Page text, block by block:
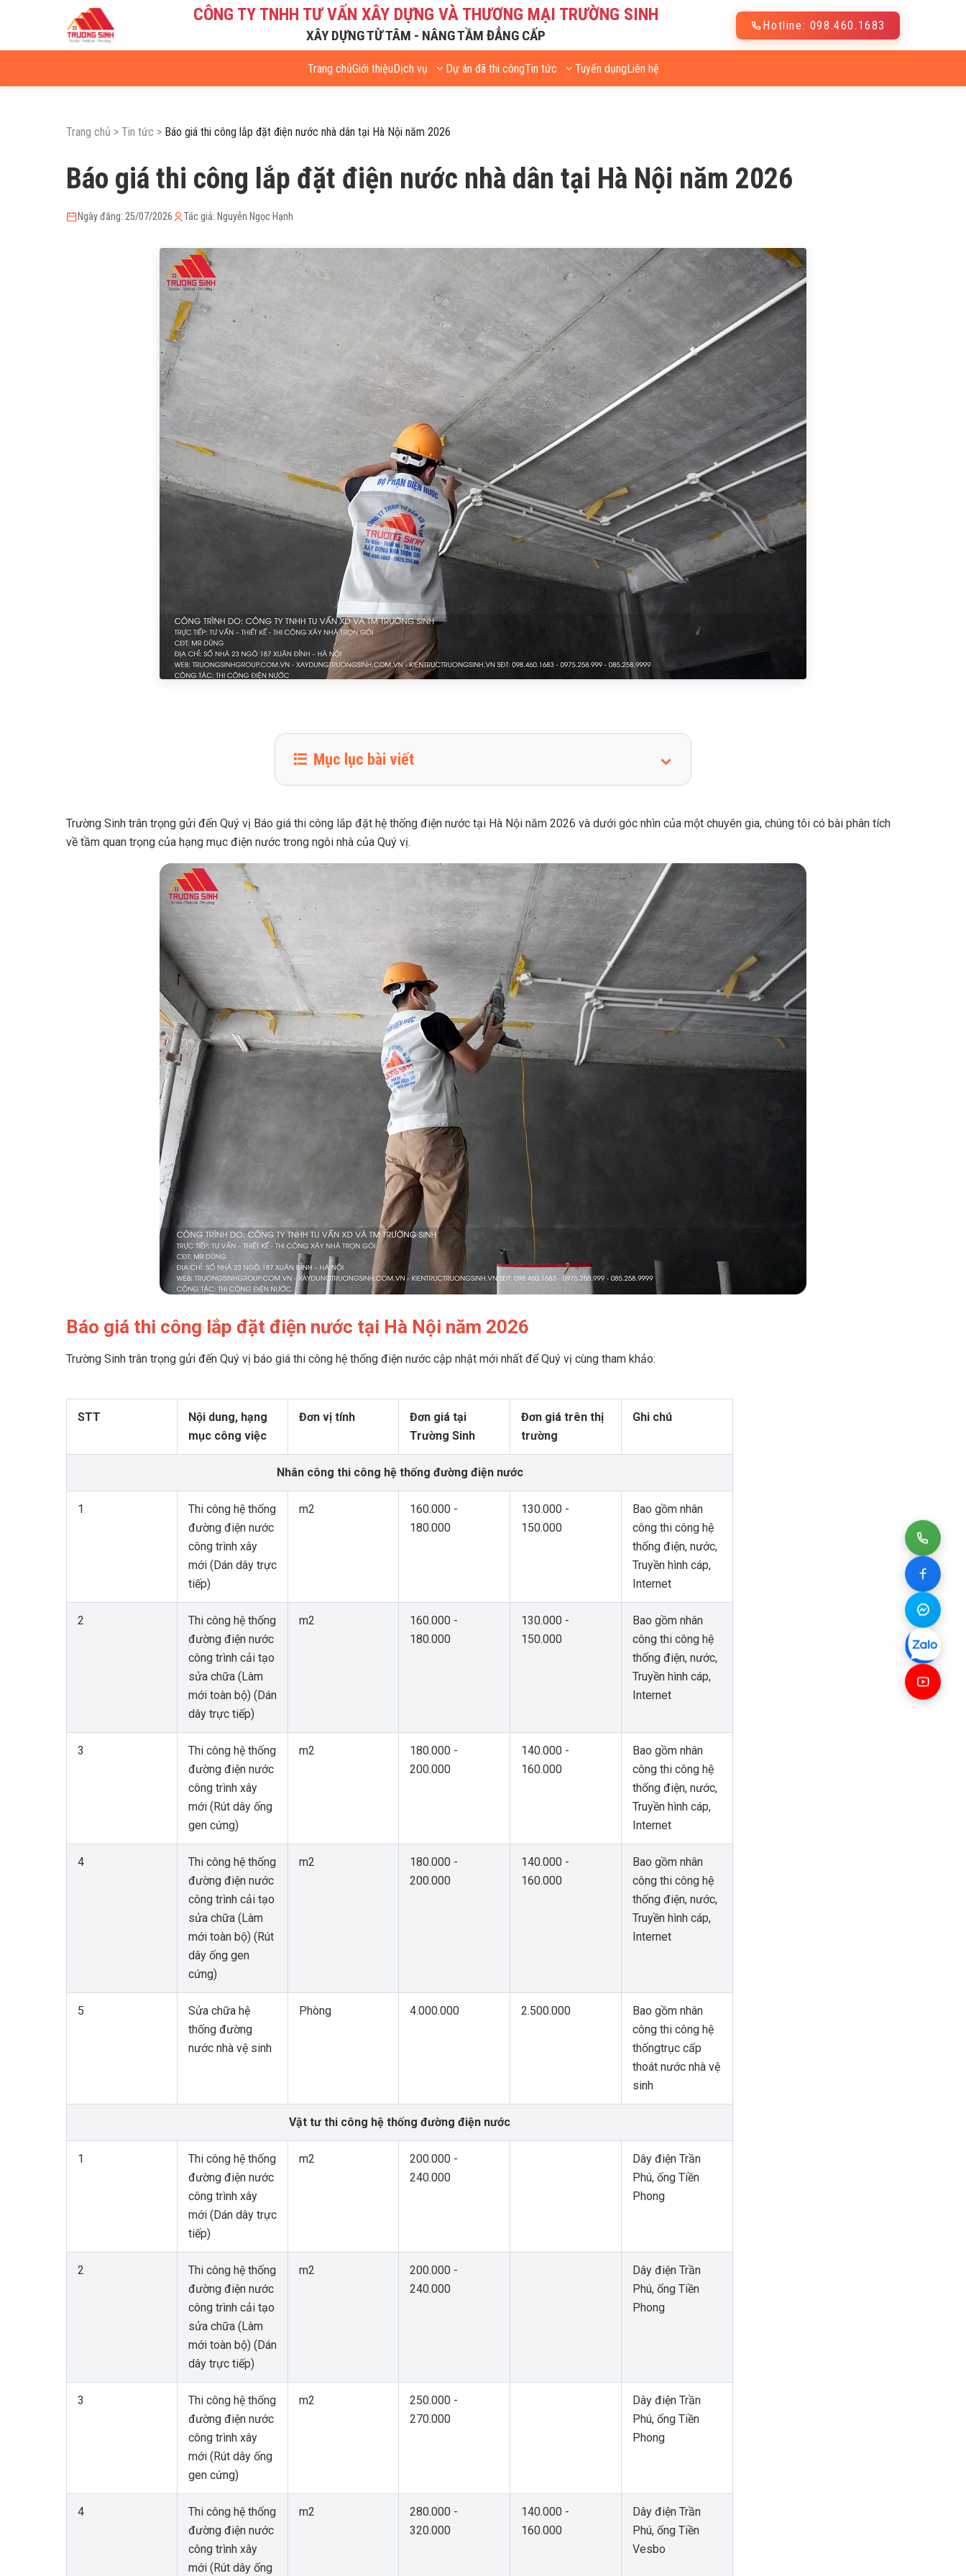
CÔNG TY TNHH TƯ VẤN XÂY DỰNG VÀ THƯƠNG MẠI TRƯỜNG SINH
XÂY DỰNG TỪ TÂM - NÂNG TẦM ĐẲNG CẤP
Hotline: 098.460.1683
Trang chủGiới thiệuDịch vụ Dự án đã thi côngTin tức Tuyển dụngLiên hệ
Trang chủ > Tin tức > Báo giá thi công lắp đặt điện nước nhà dân tại Hà Nội năm 2026
Báo giá thi công lắp đặt điện nước nhà dân tại Hà Nội năm 2026
Ngày đăng: 25/07/2026 Tác giả: Nguyễn Ngọc Hạnh
Mục lục bài viết
2 Các yếu tố ảnh hưởng đến báo giá thi công điện nước
3 Tầm quan trọng của hạng mục thi công lắp đặt điện nước
Quy trình thi công hệ thống điện nước nhà dân
Vì sao giá thi công điện nước tại Trường Sinh lại cao hơn so với thị
Trường Sinh trân trọng gửi đến Quý vị Báo giá thi công lắp đặt hệ thống điện nước tại Hà Nội năm 2026 và dưới góc nhìn của một chuyên gia, chúng tôi có bài phân tích
về tầm quan trọng của hạng mục điện nước trong ngôi nhà của Quý vị.
Báo giá thi công lắp đặt điện nước tại Hà Nội năm 2026
Trường Sinh trân trọng gửi đến Quý vị báo giá thi công hệ thống điện nước cập nhật mới nhất để Quý vị cùng tham khảo:
STT
Nội dung, hạng
mục công việc
Đơn vị tính
Đơn giá tại
Trường Sinh
Đơn giá trên thị
trường
Ghi chú
Nhân công thi công hệ thống đường điện nước
1
Thi công hệ thống
đường điện nước
công trình xây
mới (Dán dây trực
tiếp)
m2
160.000 -
180.000
130.000 -
150.000
Bao gồm nhân
công thi công hệ
thống điện, nước,
Truyền hình cáp,
Internet
2
Thi công hệ thống
đường điện nước
công trình cải tạo
sửa chữa (Làm
mới toàn bộ) (Dán
dây trực tiếp)
m2
160.000 -
180.000
130.000 -
150.000
Bao gồm nhân
công thi công hệ
thống điện, nước,
Truyền hình cáp,
Internet
3
Thi công hệ thống
đường điện nước
công trình xây
mới (Rút dây ống
gen cứng)
m2
180.000 -
200.000
140.000 -
160.000
Bao gồm nhân
công thi công hệ
thống điện, nước,
Truyền hình cáp,
Internet
4
Thi công hệ thống
đường điện nước
công trình cải tạo
sửa chữa (Làm
mới toàn bộ) (Rút
dây ống gen
cứng)
m2
180.000 -
200.000
140.000 -
160.000
Bao gồm nhân
công thi công hệ
thống điện, nước,
Truyền hình cáp,
Internet
5
Sửa chữa hệ
thống đường
nước nhà vệ sinh
Phòng 4.000.000 2.500.000
Bao gồm nhân
công thi công hệ
thốngtrục cấp
thoát nước nhà vệ
sinh
Vật tư thi công hệ thống đường điện nước
1
Thi công hệ thống
đường điện nước
công trình xây
mới (Dán dây trực
tiếp)
m2
200.000 -
240.000
Dây điện Trần
Phú, ống Tiền
Phong
2
Thi công hệ thống
đường điện nước
công trình cải tạo
sửa chữa (Làm
mới toàn bộ) (Dán
dây trực tiếp)
m2
200.000 -
240.000
Dây điện Trần
Phú, ống Tiền
Phong
3
Thi công hệ thống
đường điện nước
công trình xây
mới (Rút dây ống
gen cứng)
m2
250.000 -
270.000
Dây điện Trần
Phú, ống Tiền
Phong
4
Thi công hệ thống
đường điện nước
công trình xây
mới (Rút dây ống
m2
280.000 -
320.000
140.000 -
160.000
Dây điện Trần
Phú, ống Tiền
Vesbo